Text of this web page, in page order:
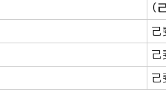
（
己
己
己